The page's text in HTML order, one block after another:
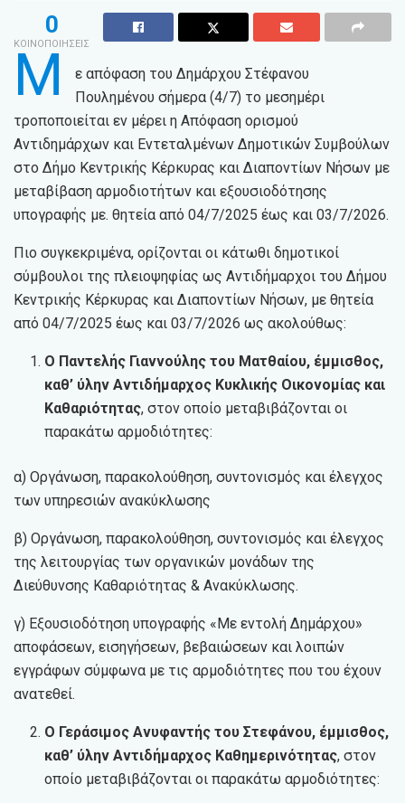
0
ΚΟΙΝΟΠΟΙΗΣΕΙΣ
Μ
ε απόφαση του Δημάρχου Στέφανου
Πουλημένου σήμερα (4/7) το μεσημέρι
τροποποιείται εν μέρει η Απόφαση ορισμού
Αντιδημάρχων και Εντεταλμένων Δημοτικών Συμβούλων
στο Δήμο Κεντρικής Κέρκυρας και Διαποντίων Νήσων με
μεταβίβαση αρμοδιοτήτων και εξουσιοδότησης
υπογραφής με. θητεία από 04/7/2025 έως και 03/7/2026.
Πιο συγκεκριμένα, ορίζονται οι κάτωθι δημοτικοί
σύμβουλοι της πλειοψηφίας ως Αντιδήμαρχοι του Δήμου
Κεντρικής Κέρκυρας και Διαποντίων Νήσων, με θητεία
από 04/7/2025 έως και 03/7/2026 ως ακολούθως:
Ο Παντελής Γιαννούλης του Ματθαίου, έμμισθος,
καθ’ ύλην Αντιδήμαρχος Κυκλικής Οικονομίας και
Καθαριότητας, στον οποίο μεταβιβάζονται οι
παρακάτω αρμοδιότητες:
α) Οργάνωση, παρακολούθηση, συντονισμός και έλεγχος
των υπηρεσιών ανακύκλωσης
β) Οργάνωση, παρακολούθηση, συντονισμός και έλεγχος
της λειτουργίας των οργανικών μονάδων της
Διεύθυνσης Καθαριότητας & Ανακύκλωσης.
γ) Εξουσιοδότηση υπογραφής «Με εντολή Δημάρχου»
αποφάσεων, εισηγήσεων, βεβαιώσεων και λοιπών
εγγράφων σύμφωνα με τις αρμοδιότητες που του έχουν
ανατεθεί.
Ο Γεράσιμος Ανυφαντής του Στεφάνου, έμμισθος,
καθ’ ύλην Αντιδήμαρχος Καθημερινότητας, στον
οποίο μεταβιβάζονται οι παρακάτω αρμοδιότητες: